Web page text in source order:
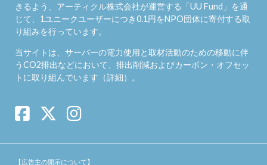
きるよう、アーティクル株式会社が運営する「UU Fund 」を通
じて、1ユニークユーザーにつき0.1円をNPO団体に寄付する取
り組みを行っています。
当サイトは、サーバーの電力使用と取材活動のための移動に伴
うCO2排出などにおいて、排出削減およびカーボン・オフセッ
トに取り組んでいます（詳細）。
【広告主の開示について】